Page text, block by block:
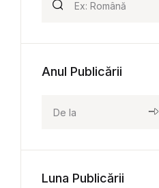
Anul Publicării
Luna Publicării